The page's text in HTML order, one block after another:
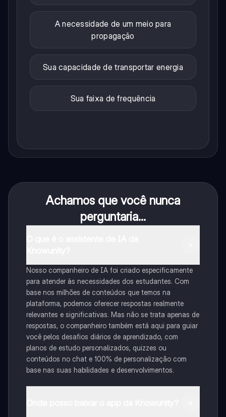
A necessidade de um meio para
propagação
Sua capacidade de transportar energia
Sua faixa de frequência
Achamos que você nunca
perguntaria...
Nosso companheiro de IA foi criado especificamente
para atender às necessidades dos estudantes. Com
base nos milhões de conteúdos que temos na
plataforma, podemos oferecer respostas realmente
relevantes e significativas. Mas não se trata apenas de
respostas, o companheiro também está aqui para guiar
você pelos desafios diários de aprendizado, com
planos de estudo personalizados, quizzes ou
conteúdos no chat e 100% de personalização com
base nas suas habilidades e desenvolvimentos.